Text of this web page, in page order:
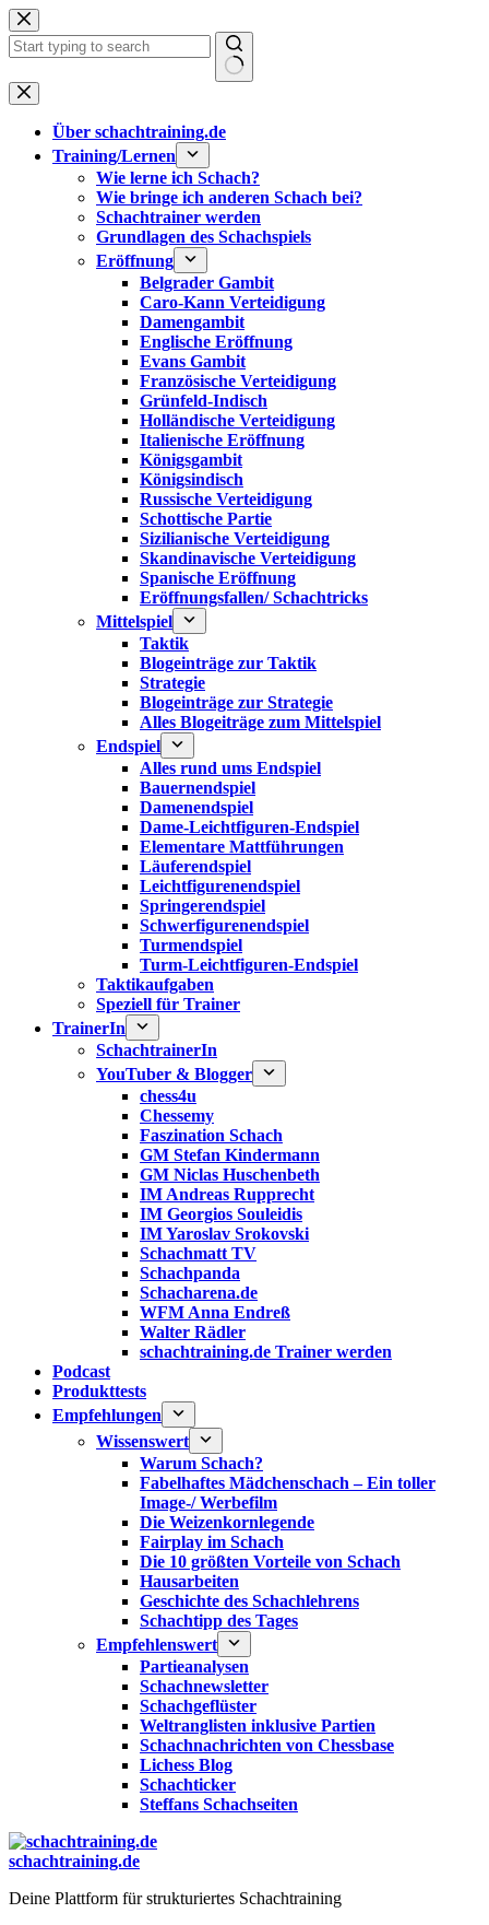
Zum
Inhalt
springen
Keine
Ergebnisse
Über schachtraining.de
Training/Lernen
Wie lerne ich Schach?
Wie bringe ich anderen Schach bei?
Schachtrainer werden
Grundlagen des Schachspiels
Eröffnung
Belgrader Gambit
Caro-Kann Verteidigung
Damengambit
Englische Eröffnung
Evans Gambit
Französische Verteidigung
Grünfeld-Indisch
Holländische Verteidigung
Italienische Eröffnung
Königsgambit
Königsindisch
Russische Verteidigung
Schottische Partie
Sizilianische Verteidigung
Skandinavische Verteidigung
Spanische Eröffnung
Eröffnungsfallen/ Schachtricks
Mittelspiel
Taktik
Blogeinträge zur Taktik
Strategie
Blogeinträge zur Strategie
Alles Blogeiträge zum Mittelspiel
Endspiel
Alles rund ums Endspiel
Bauernendspiel
Damenendspiel
Dame-Leichtfiguren-Endspiel
Elementare Mattführungen
Läuferendspiel
Leichtfigurenendspiel
Springerendspiel
Schwerfigurenendspiel
Turmendspiel
Turm-Leichtfiguren-Endspiel
Taktikaufgaben
Speziell für Trainer
TrainerIn
SchachtrainerIn
YouTuber & Blogger
chess4u
Chessemy
Faszination Schach
GM Stefan Kindermann
GM Niclas Huschenbeth
IM Andreas Rupprecht
IM Georgios Souleidis
IM Yaroslav Srokovski
Schachmatt TV
Schachpanda
Schacharena.de
WFM Anna Endreß
Walter Rädler
schachtraining.de Trainer werden
Podcast
Produkttests
Empfehlungen
Wissenswert
Warum Schach?
Fabelhaftes Mädchenschach – Ein toller
Image-/ Werbefilm
Die Weizenkornlegende
Fairplay im Schach
Die 10 größten Vorteile von Schach‎
Hausarbeiten
Geschichte des Schachlehrens
Schachtipp des Tages
Empfehlenswert
Partieanalysen
Schachnewsletter
Schachgeflüster
Weltranglisten inklusive Partien
Schachnachrichten von Chessbase
Lichess Blog
Schachticker
Steffans Schachseiten
schachtraining.de
Deine Plattform für strukturiertes Schachtraining